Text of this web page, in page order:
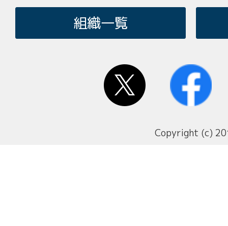
組織一覧
Copyright (c)